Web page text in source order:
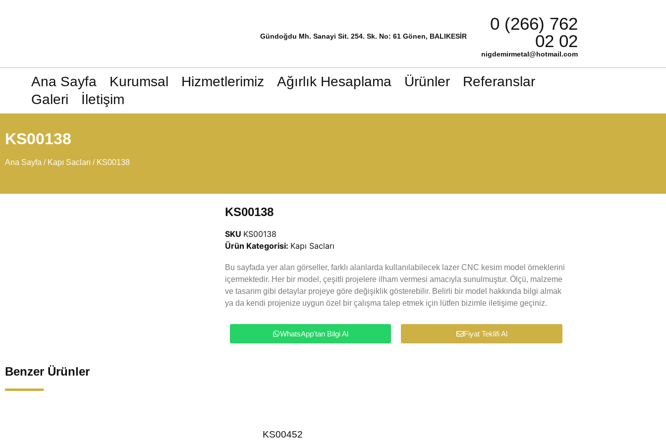
Gündoğdu Mh. Sanayi Sit. 254. Sk. No: 61 Gönen, BALIKESİR
0 (266) 762
02 02
nigdemirmetal@hotmail.com
Ana Sayfa Kurumsal Hizmetlerimiz Ağırlık Hesaplama Ürünler
Referanslar
Galeri
İletişim
KS00138
Ana Sayfa / Kapı Sacları / KS00138
KS00138
SKU KS00138
Ürün Kategorisi: Kapı Sacları
Bu sayfada yer alan görseller, farklı alanlarda kullanılabilecek lazer CNC kesim model örneklerini
içermektedir. Her bir model, çeşitli projelere ilham vermesi amacıyla sunulmuştur. Ölçü, malzeme
ve tasarım gibi detaylar projeye göre değişiklik gösterebilir. Belirli bir model hakkında bilgi almak
ya da kendi projenize uygun özel bir çalışma talep etmek için lütfen bizimle iletişime geçiniz.
WhatsApp'tan Bilgi Al Fiyat Teklifi Al
Benzer Ürünler
KS00452